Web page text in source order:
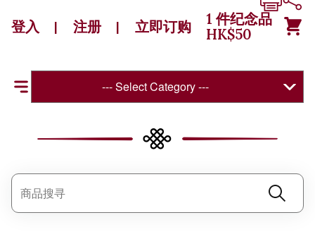
登入 | 注册 | 立即订购 1 件纪念品
HK$50
--- Select Category ---